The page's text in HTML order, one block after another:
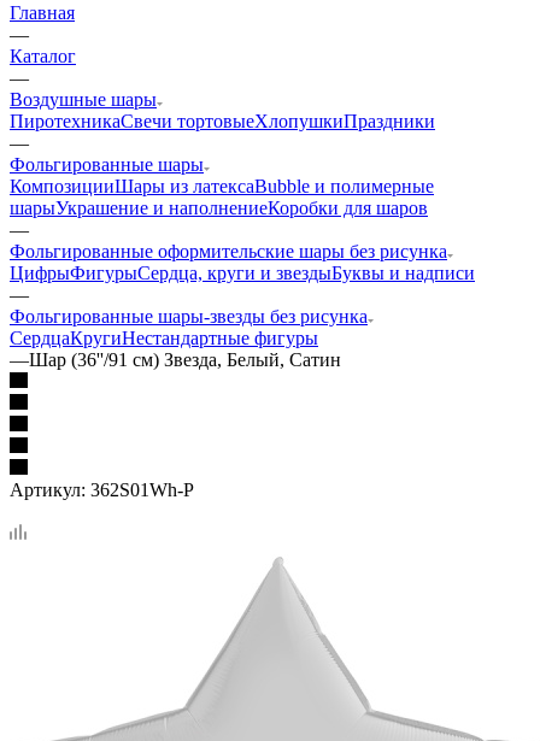
Главная
—
Каталог
—
Воздушные шары
ПиротехникаСвечи тортовыеХлопушкиПраздники
—
Фольгированные шары
КомпозицииШары из латексаBubble и полимерные
шарыУкрашение и наполнениеКоробки для шаров
—
Фольгированные оформительские шары без рисунка
ЦифрыФигурыСердца, круги и звездыБуквы и надписи
—
Фольгированные шары-звезды без рисунка
СердцаКругиНестандартные фигуры
—Шар (36''/91 см) Звезда, Белый, Сатин
Артикул: 362S01Wh-P